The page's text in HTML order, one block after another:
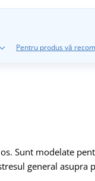
Pentru produs vă
Sunt modelate
general asupra